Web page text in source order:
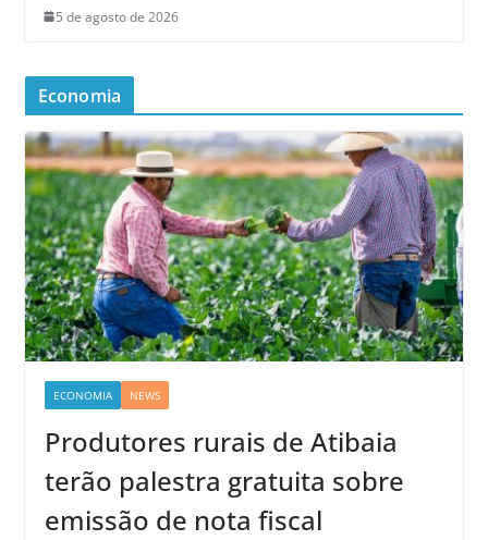
5 de agosto de 2026
Economia
ECONOMIA NEWS
Produtores rurais de Atibaia
terão palestra gratuita sobre
emissão de nota fiscal